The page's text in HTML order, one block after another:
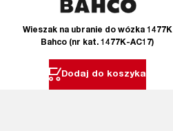
Wieszak na ubranie do wózka 1477K
Bahco (nr kat. 1477K-AC17)
Dodaj do koszyka